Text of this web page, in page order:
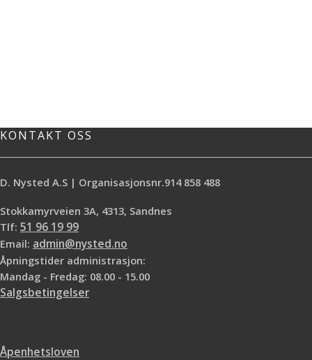
KONTAKT OSS
D. Nysted A.S | Organisasjonsnr.914 858 488
Stokkamyrveien 3A, 4313, Sandnes
Tlf: 51 96 19 99
Email: admin@nysted.no
Åpningstider administrasjon:
Mandag - Fredag: 08.00 - 15.00
Salgsbetingelser
Åpenhetsloven